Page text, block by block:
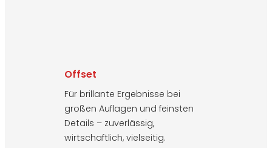
Offset
Für brillante Ergebnisse bei
großen Auflagen und feinsten
Details – zuverlässig,
wirtschaftlich, vielseitig.